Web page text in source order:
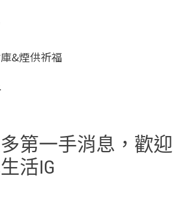
&煙供祈福
第一手消息，歡迎
活IG